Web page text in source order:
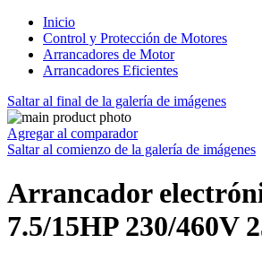
Inicio
Control y Protección de Motores
Arrancadores de Motor
Arrancadores Eficientes
Saltar al final de la galería de imágenes
Agregar al comparador
Saltar al comienzo de la galería de imágenes
Arrancador
7.5/15HP 230/460V